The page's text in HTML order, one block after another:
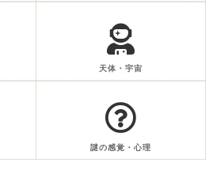
天体・宇宙
謎の感覚・心理